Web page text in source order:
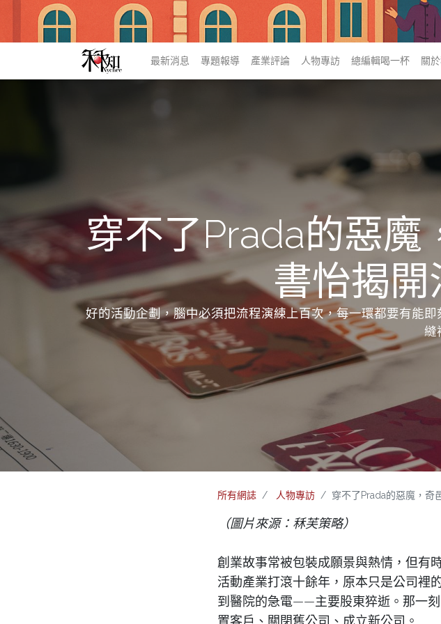
最新消息 專題報導 產業評論 人物專訪 總編輯喝一杯 關
穿不了Prada的惡魔
書怡揭
好的活動企劃，腦中必須把流程演練上百次，每一環都要有能
縫
所有網誌 人物專訪 穿不了Prada的惡魔，奇
（圖片來源：秝芙策略）
創業故事常被包裝成願景與熱情，但有
活動產業打滾十餘年，原本只是公司裡
到醫院的急電——主要股東猝逝。那一
置客戶、關閉舊公司、成立新公司。